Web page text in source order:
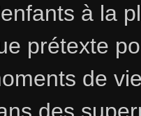
à la
prétexte
de